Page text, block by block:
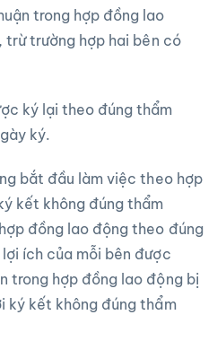
trong hợp đồng lao
trừ trường hợp hai bên có
ký lại theo đúng thẩm
ký.
bắt đầu làm việc theo hợp
kết không đúng thẩm
đồng lao động theo đúng
ích của mỗi bên được
trong hợp đồng lao động bị
ký kết không đúng thẩm